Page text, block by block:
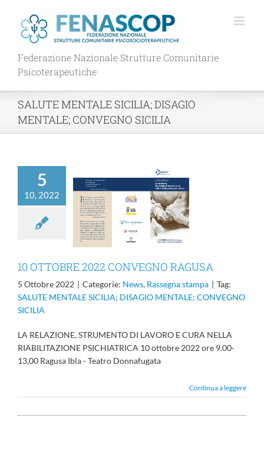
contenuto
Federazione Nazionale Strutture Comunitarie
Psicoterapeutiche
SALUTE MENTALE SICILIA; DISAGIO
MENTALE; CONVEGNO SICILIA
5
10, 2022
2022
10 OTTOBRE 2022 CONVEGNO RAGUSA
5 Ottobre 2022 | Categorie: News, Rassegna stampa | Tag:
SALUTE MENTALE SICILIA; DISAGIO MENTALE; CONVEGNO
SICILIA
LA RELAZIONE, STRUMENTO DI LAVORO E CURA NELLA
RIABILITAZIONE PSICHIATRICA 10 ottobre 2022 ore 9.00-
13,00 Ragusa Ibla - Teatro Donnafugata
Continua a leggere